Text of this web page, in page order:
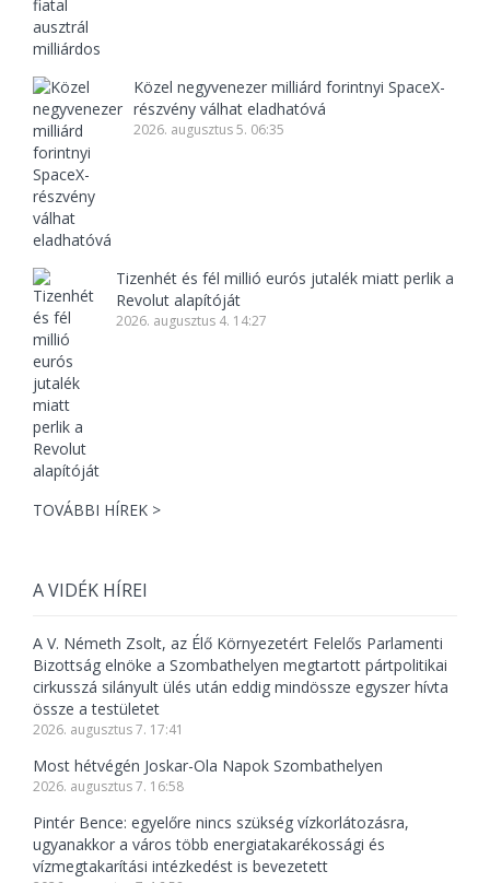
Közel negyvenezer milliárd forintnyi SpaceX-
részvény válhat eladhatóvá
2026. augusztus 5. 06:35
Tizenhét és fél millió eurós jutalék miatt perlik a
Revolut alapítóját
2026. augusztus 4. 14:27
TOVÁBBI HÍREK >
A VIDÉK HÍREI
A V. Németh Zsolt, az Élő Környezetért Felelős Parlamenti
Bizottság elnöke a Szombathelyen megtartott pártpolitikai
cirkusszá silányult ülés után eddig mindössze egyszer hívta
össze a testületet
2026. augusztus 7. 17:41
Most hétvégén Joskar-Ola Napok Szombathelyen
2026. augusztus 7. 16:58
Pintér Bence: egyelőre nincs szükség vízkorlátozásra,
ugyanakkor a város több energiatakarékossági és
vízmegtakarítási intézkedést is bevezetett